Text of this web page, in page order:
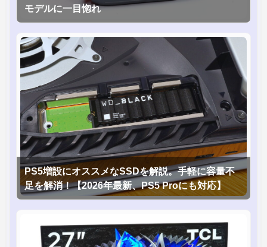
モデルに一目惚れ
PS5増設にオススメなSSDを解説。手軽に容量不
足を解消！【2026年最新、PS5 Proにも対応】